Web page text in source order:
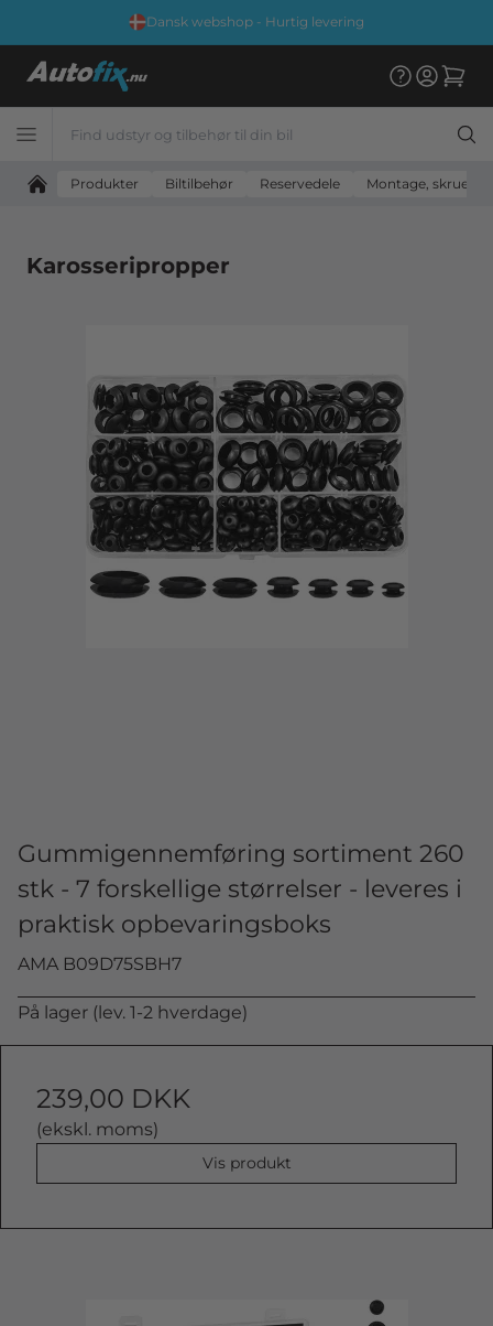
Dansk webshop - Hurtig levering
Produkter Biltilbehør Reservedele Montage, skruer
Karosseripropper
Gummigennemføring sortiment 260
stk - 7 forskellige størrelser - leveres i
praktisk opbevaringsboks
AMA B09D75SBH7
På lager (lev. 1-2 hverdage)
239,00 DKK
(ekskl. moms)
Vis produkt